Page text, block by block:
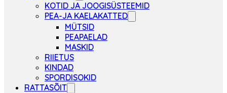
KOTID JA JOOGISÜSTEEMID
PEA-JA KAELAKATTED
MÜTSID
PEAPAELAD
MASKID
RIIETUS
KINDAD
SPORDISOKID
RATTASÕIT